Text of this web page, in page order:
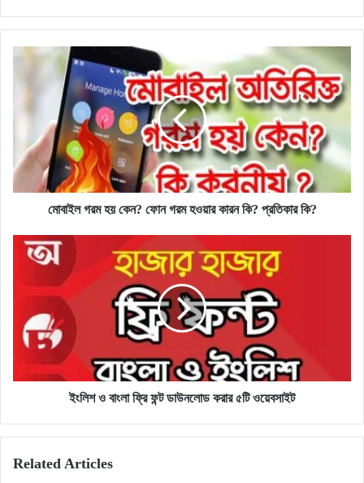
মোবাইল
গরম
হওয়ার
কারন
কি?
মোবাইল গরম হয় কেন? ফোন গরম হওয়ার কারন কি? প্রতিকার কি?
ইংলিশ
ডাউনলোড
করার
ওয়েবসাইট
ইংলিশ ও বাংলা ফ্রি ফন্ট ডাউনলোড করার ৫টি ওয়েবসাইট
Related Articles